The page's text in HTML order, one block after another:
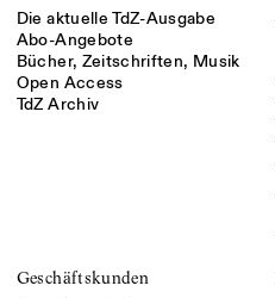
Die aktuelle TdZ-Ausgabe
Abo-Angebote
Bücher, Zeitschriften, Musik
Open Access
TdZ Archiv
Geschäftskunden